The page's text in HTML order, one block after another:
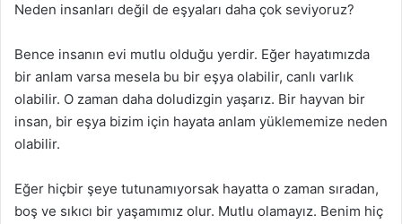
Neden insanları değil de eşyaları daha çok seviyoruz?
Bence insanın evi mutlu olduğu yerdir. Eğer hayatımızda
bir anlam varsa mesela bu bir eşya olabilir, canlı varlık
olabilir. O zaman daha doludizgin yaşarız. Bir hayvan bir
insan, bir eşya bizim için hayata anlam yüklememize neden
olabilir.
Eğer hiçbir şeye tutunamıyorsak hayatta o zaman sıradan,
boş ve sıkıcı bir yaşamımız olur. Mutlu olamayız. Benim hiç